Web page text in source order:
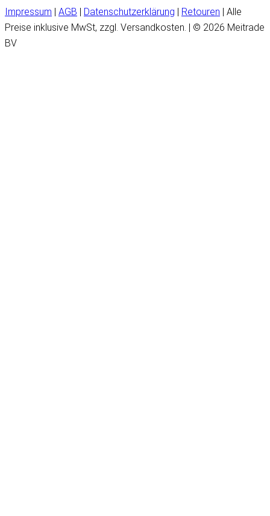
Impressum | AGB | Datenschutzerklärung | Retouren | Alle
Preise inklusive MwSt, zzgl. Versandkosten. | © 2026 Meitrade
BV